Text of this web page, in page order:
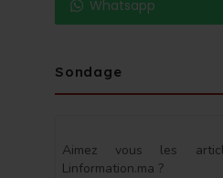
Whatsapp
Sondage
Aimez vous les
Linformation.ma ?